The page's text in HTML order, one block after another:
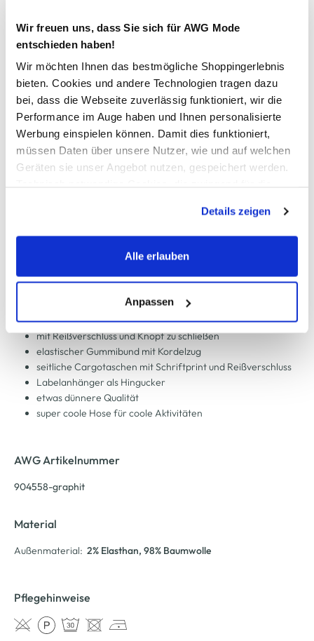
Wir freuen uns, dass Sie sich für AWG Mode
entschieden haben!
Wir möchten Ihnen das bestmögliche Shoppingerlebnis
bieten. Cookies und andere Technologien tragen dazu
bei, dass die Webseite zuverlässig funktioniert, wir die
Performance im Auge haben und Ihnen personalisierte
Werbung einspielen können. Damit dies funktioniert,
müssen Daten über unsere Nutzer, wie und auf welchen
Geräten sie unser Angebot nutzen, gespeichert werden.
werden, werden bei der Nutzung der Webseite auf jeden
Fall gesetzt. Cookies von Drittanbietern für Analyse- oder
Trackingzwecke werden nur dann aktiviert, wenn Sie das
erlauben" bzw. "Alle erlauben" klicken. Mehr dazu
(einschließlich der Möglichkeit, die Einwilligungserklärung
zu ändern oder zu widerrufen) erfahren Sie in unserem
Cookie-Hinweisbzw. derDatenschutzerklärung.
Details zeigen
Alle erlauben
Anpassen
Nicht mehr für den Versand verfügbar
In den Warenkorb
Schneller DHL Versand: in 1–3 Werktagen
Kostenfreie Rücksendung innerhalb 14 Tage
Kostenlose Filiallieferung in Ihre Wunschfiliale
Herren Cargohose mit Komfortbund
trendige Cargohose von Southern Territory
mit Reißverschluss und Knopf zu schließen
elastischer Gummibund mit Kordelzug
seitliche Cargotaschen mit Schriftprint und Reißverschluss
Labelanhänger als Hingucker
etwas dünnere Qualität
super coole Hose für coole Aktivitäten
AWG Artikelnummer
904558-graphit
Material
Außenmaterial: 2% Elasthan, 98% Baumwolle
Pflegehinweise